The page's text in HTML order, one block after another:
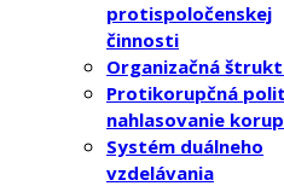
protispoločenskej
činnosti
Organizačná
Protikorupčná
nahlasovanie
Systém duálneho
vzdelávania